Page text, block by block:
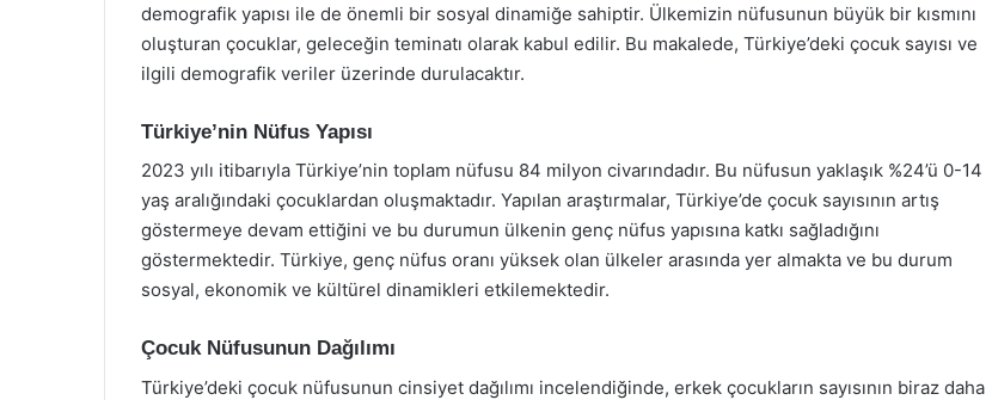
demografik yapısı ile de önemli bir sosyal dinamiğe sahiptir. Ülkemizin nüfusunun büyük bir kısmını
oluşturan çocuklar, geleceğin teminatı olarak kabul edilir. Bu makalede, Türkiye’deki çocuk sayısı ve
ilgili demografik veriler üzerinde durulacaktır.
Türkiye’nin Nüfus Yapısı
2023 yılı itibarıyla Türkiye’nin toplam nüfusu 84 milyon civarındadır. Bu nüfusun yaklaşık %24’ü 0-14
yaş aralığındaki çocuklardan oluşmaktadır. Yapılan araştırmalar, Türkiye’de çocuk sayısının artış
göstermeye devam ettiğini ve bu durumun ülkenin genç nüfus yapısına katkı sağladığını
göstermektedir. Türkiye, genç nüfus oranı yüksek olan ülkeler arasında yer almakta ve bu durum
sosyal, ekonomik ve kültürel dinamikleri etkilemektedir.
Çocuk Nüfusunun Dağılımı
Türkiye’deki çocuk nüfusunun cinsiyet dağılımı incelendiğinde, erkek çocukların sayısının biraz daha